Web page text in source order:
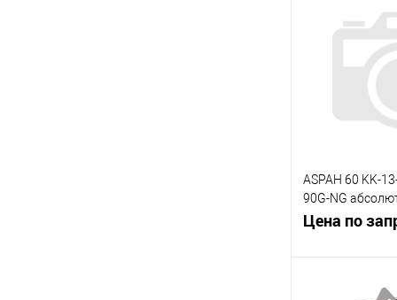
К сравнению
В избранное
ASPAH 60 KK-
90G-NG
поворота (13
имп.)
Цена по
В